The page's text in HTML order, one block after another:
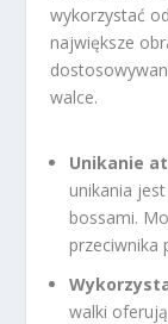
wykorzystać
największe
walce.
Unikanie
unikania
bossami.
przeciwnika
walki